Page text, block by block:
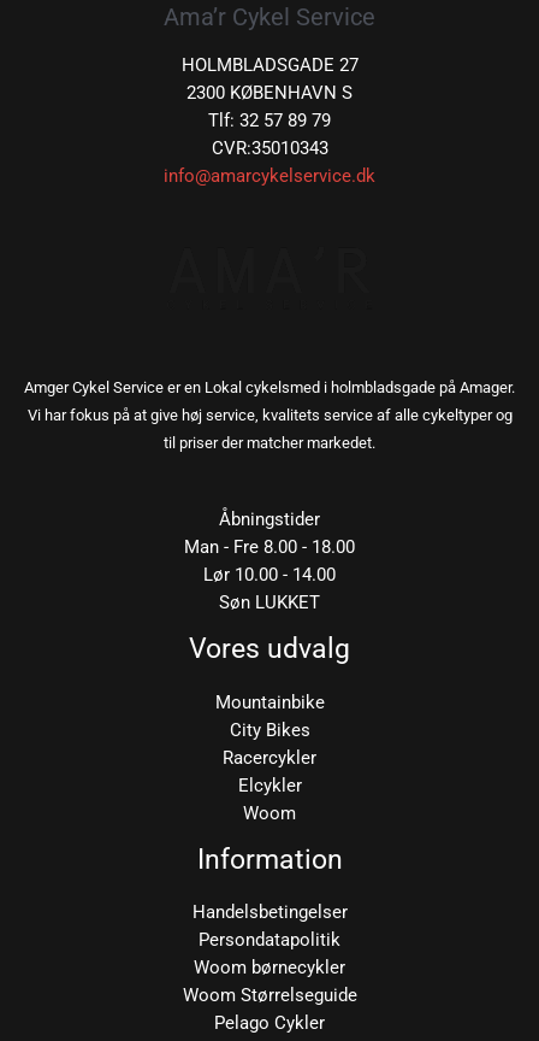
Ama’r Cykel Service
HOLMBLADSGADE 27
2300 KØBENHAVN S
Tlf: 32 57 89 79
CVR:35010343
info@amarcykelservice.dk
Amger Cykel Service er en Lokal cykelsmed i holmbladsgade på Amager.
Vi har fokus på at give høj service, kvalitets service af alle cykeltyper og
til priser der matcher markedet.
Åbningstider
Man - Fre 8.00 - 18.00
Lør 10.00 - 14.00
Søn LUKKET
Vores udvalg
Mountainbike
City Bikes
Racercykler
Elcykler
Woom
Information
Handelsbetingelser
Persondatapolitik
Woom børnecykler
Woom Størrelseguide
Pelago Cykler